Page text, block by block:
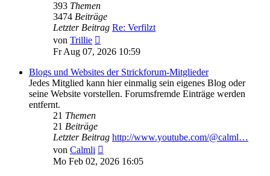
393 Themen
3474 Beiträge
Letzter Beitrag Re: Verfilzt
von Trillie
Beitrag
Fr Aug 07, 2026 10:59
Blogs und Websites der Strickforum-Mitglieder
Jedes Mitglied kann hier einmalig sein eigenes Blog oder
seine Website vorstellen. Forumsfremde Einträge werden
entfernt.
21 Themen
21 Beiträge
Letzter Beitrag http://www.youtube.com/@calml…
von Calmli
Beitrag
Mo Feb 02, 2026 16:05